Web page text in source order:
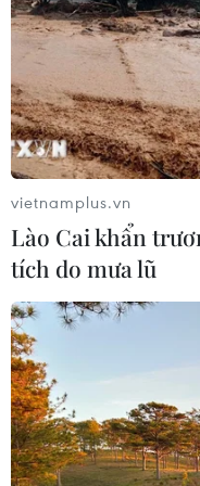
sau vụ sạt lở trên
Cai
07/08/2026 02:37
Nhanh
án kết nối vùng,
06/08/2026 15:07
Sẽ thi công đồng
Vinh-Thanh Thủy
06/08/2026 12:25
Chưa đầu tư mở
vietnamplus.vn
Lào Cai khẩn
tích do mưa lũ